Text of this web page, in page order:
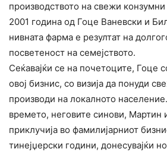
производството на свежи конзумни
2001 година од Гоце Ваневски и
нивната фарма е резултат на
посветеност на семејството.
Сеќавајќи се на почетоците, Гоце
овој бизнис, со визија да понуди
производи на локалното
времето, неговите синови, Мартин
приклучија во фамилијарниот
тинејџерски години, донесувајќи